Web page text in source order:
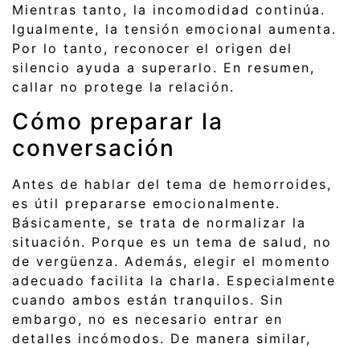
Mientras tanto, la incomodidad continúa.
Igualmente, la tensión emocional aumenta.
Por lo tanto, reconocer el origen del
silencio ayuda a superarlo. En resumen,
callar no protege la relación.
Cómo preparar la
conversación
Antes de hablar del tema de hemorroides,
es útil prepararse emocionalmente.
Básicamente, se trata de normalizar la
situación. Porque es un tema de salud, no
de vergüenza. Además, elegir el momento
adecuado facilita la charla. Especialmente
cuando ambos están tranquilos. Sin
embargo, no es necesario entrar en
detalles incómodos. De manera similar,